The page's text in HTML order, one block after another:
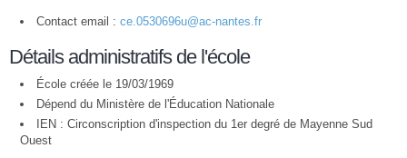
Contact email : ce.0530696u@ac-nantes.fr
Détails administratifs de l'école
École créée le 19/03/1969
Dépend du Ministère de l'Éducation Nationale
IEN : Circonscription d'inspection du 1er degré de Mayenne Sud
Ouest